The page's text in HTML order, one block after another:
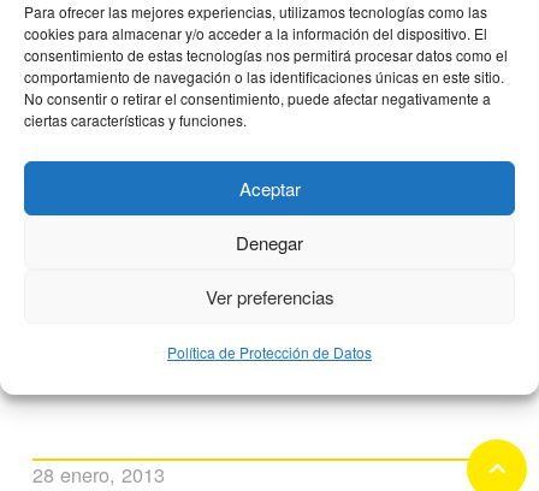
Para ofrecer las mejores experiencias, utilizamos tecnologías como las
cookies para almacenar y/o acceder a la información del dispositivo. El
consentimiento de estas tecnologías nos permitirá procesar datos como el
comportamiento de navegación o las identificaciones únicas en este sitio.
No consentir o retirar el consentimiento, puede afectar negativamente a
ciertas características y funciones.
Aceptar
Denegar
Ver preferencias
Política de Protección de Datos
CEMTRO realiza la primera prótesis
de una rodilla hecha a medida a
través de tecnología 3D
28 enero, 2013 keyboard_arrow_up